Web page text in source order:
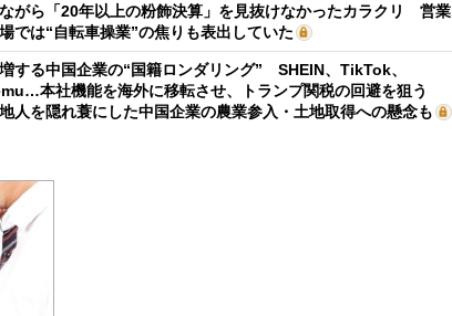
がら「20年以上の粉飾決算」を見抜けなかったカラクリ 営業
では“自転車操業”の焦りも表出していた
する中国企業の“国籍ロンダリング” SHEIN、TikTok、
本社機能を海外に移転させ、トランプ関税の回避を狙う
人を隠れ蓑にした中国企業の農業参入・土地取得への懸念も